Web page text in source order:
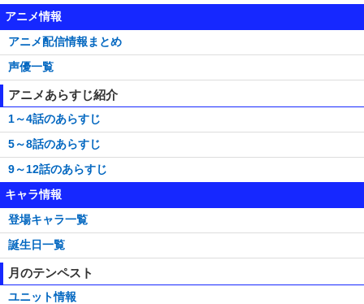
アニメ情報
アニメ配信情報まとめ
声優一覧
アニメあらすじ紹介
1～4話のあらすじ
5～8話のあらすじ
9～12話のあらすじ
キャラ情報
登場キャラ一覧
誕生日一覧
月のテンペスト
ユニット情報